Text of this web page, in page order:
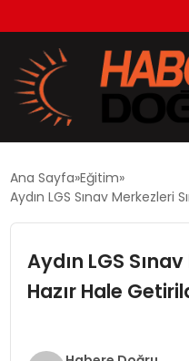
SİYASET
Ana Sayfa Eğitim
Aydın LGS Sınav Merkezleri
Aydın LGS
Hazır Hale